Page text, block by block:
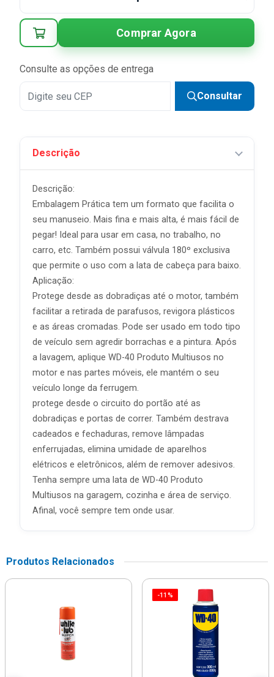
Comprar Agora
Consulte as opções de entrega
Consultar
Descrição
Descrição:
Embalagem Prática tem um formato que facilita o
seu manuseio. Mais fina e mais alta, é mais fácil de
pegar! Ideal para usar em casa, no trabalho, no
carro, etc. Também possui válvula 180º exclusiva
que permite o uso com a lata de cabeça para baixo.
Aplicação:
Protege desde as dobradiças até o motor, também
facilitar a retirada de parafusos, revigora plásticos
e as áreas cromadas. Pode ser usado em todo tipo
de veículo sem agredir borrachas e a pintura. Após
a lavagem, aplique WD-40 Produto Multiusos no
motor e nas partes móveis, ele mantém o seu
veículo longe da ferrugem.
protege desde o circuito do portão até as
dobradiças e portas de correr. Também destrava
cadeados e fechaduras, remove lâmpadas
enferrujadas, elimina umidade de aparelhos
elétricos e eletrônicos, além de remover adesivos.
Tenha sempre uma lata de WD-40 Produto
Multiusos na garagem, cozinha e área de serviço.
Afinal, você sempre tem onde usar.
Produtos Relacionados
-11%